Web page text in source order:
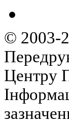
© 2003-
Центру